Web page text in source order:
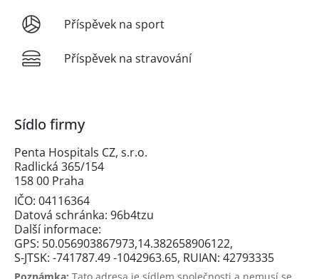
Příspěvek na sport
Příspěvek na stravování
Sídlo firmy
Penta Hospitals CZ, s.r.o.
Radlická 365/154
158 00 Praha
IČO: 04116364
Datová schránka: 96b4tzu
Další informace:
GPS: 50.056903867973,14.382658906122,
S-JTSK: -741787.49 -1042963.65, RUIAN: 42793335
Poznámka: Tato adresa je sídlem společnosti a nemusí se